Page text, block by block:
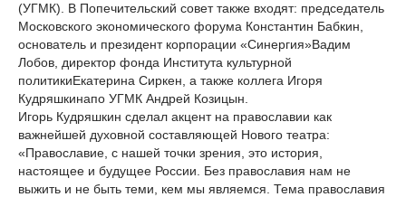
(УГМК). В Попечительский совет также входят: председатель
Московского экономического форума Константин Бабкин,
основатель и президент корпорации «Синергия»Вадим
Лобов, директор фонда Института культурной
политикиЕкатерина Сиркен, а также коллега Игоря
Кудряшкинапо УГМК Андрей Козицын.
Игорь Кудряшкин сделал акцент на православии как
важнейшей духовной составляющей Нового театра:
«Православие, с нашей точки зрения, это история,
настоящее и будущее России. Без православия нам не
выжить и не быть теми, кем мы являемся. Тема православия